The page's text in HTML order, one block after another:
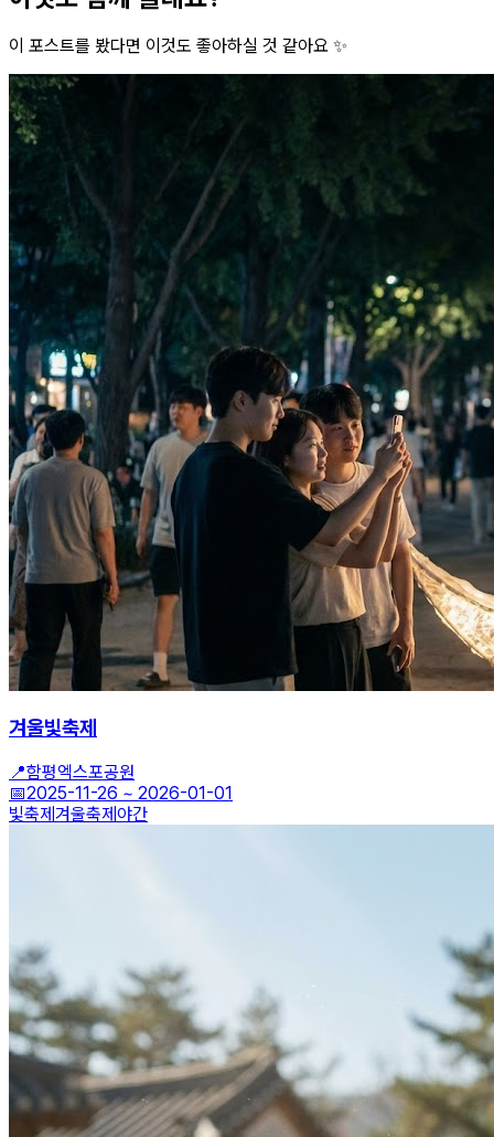
이 포스트를 봤다면 이것도 좋아하실 것 같아요 ✨
겨울빛축제
📍함평엑스포공원
📅2025-11-26 ~ 2026-01-01
빛축제겨울축제야간